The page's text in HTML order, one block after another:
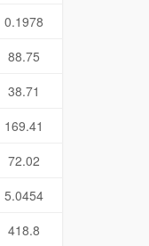
0.1978
88.75
38.71
169.41
72.02
5.0454
418.8